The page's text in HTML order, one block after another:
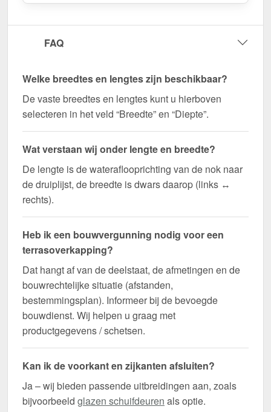
FAQ
Welke breedtes en lengtes zijn beschikbaar?
De vaste breedtes en lengtes kunt u hierboven
selecteren in het veld “Breedte” en “Diepte”.
Wat verstaan wij onder lengte en breedte?
De lengte is de wateraflooprichting van de nok naar
de druiplijst, de breedte is dwars daarop (links ↔
rechts).
Heb ik een bouwvergunning nodig voor een
terrasoverkapping?
Dat hangt af van de deelstaat, de afmetingen en de
bouwrechtelijke situatie (afstanden,
bestemmingsplan). Informeer bij de bevoegde
bouwdienst. Wij helpen u graag met
productgegevens / schetsen.
Kan ik de voorkant en zijkanten afsluiten?
Ja – wij bieden passende uitbreidingen aan, zoals
bijvoorbeeld glazen schuifdeuren als optie.